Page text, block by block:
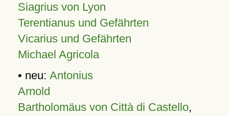
Siagrius von Lyon
Terentianus und Gefährten
Vicarius und Gefährten
Michael Agricola
• neu: Antonius
Arnold
Bartholomäus von Città di Castello,